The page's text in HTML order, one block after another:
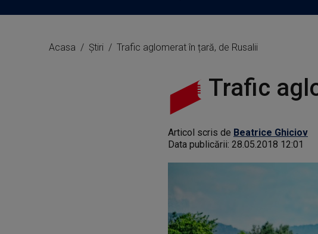
Acasa Știri Trafic aglomerat în țară, de Rusalii
Trafic
Articol scris de Beatrice Ghiciov
Data publicării: 28.05.2018 12:01